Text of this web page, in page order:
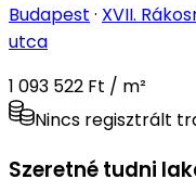
Budapest · XVII.
utca
1 093 522 Ft / m²
Nincs regisztrált
Szeretné tudni